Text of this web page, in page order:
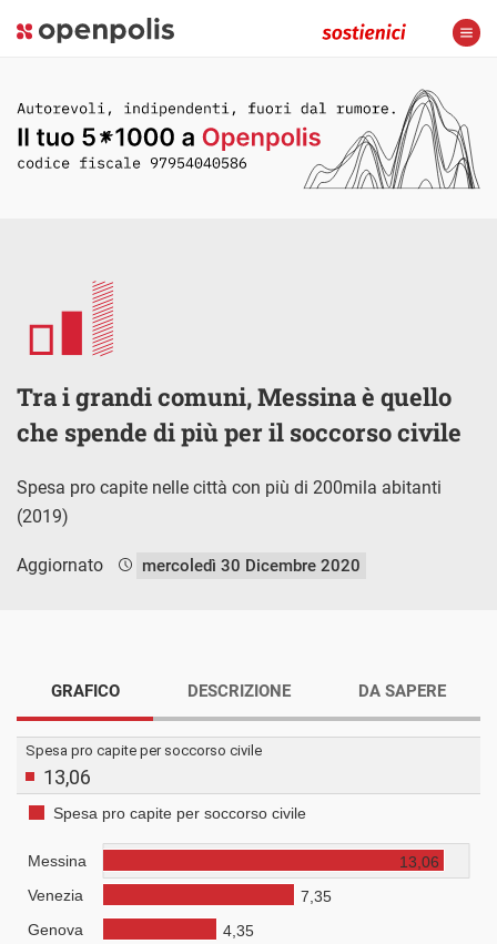
Tra i grandi comuni, Messina è quello
che spende di più per il soccorso civile
Spesa pro capite nelle città con più di 200mila abitanti
(2019)
Aggiornato mercoledì 30 Dicembre 2020
GRAFICO DESCRIZIONE DA SAPERE